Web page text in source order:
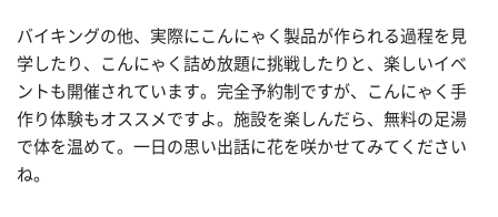
バイキングの他、実際にこんにゃく製品が作られる過程を見
学したり、こんにゃく詰め放題に挑戦したりと、楽しいイベ
ントも開催されています。完全予約制ですが、こんにゃく手
作り体験もオススメですよ。施設を楽しんだら、無料の足湯
で体を温めて。一日の思い出話に花を咲かせてみてください
ね。